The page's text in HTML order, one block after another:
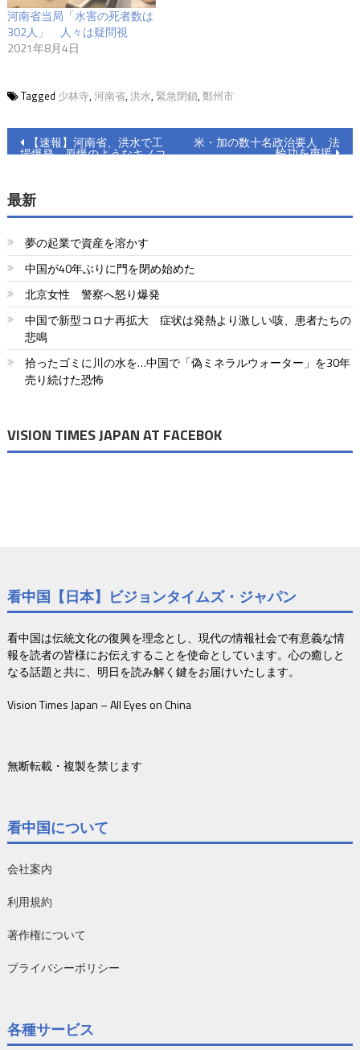
河南省当局「水害の死者数は
302人」 人々は疑問視
2021年8月4日
Tagged 少林寺, 河南省, 洪水, 緊急閉鎖, 鄭州市
投
ナ
ビ
ゲ
ー
シ
ョ
ン
【速報】河南省、洪水で工
場爆発 原爆のようなキノコ
米・加の数十名政治要人 法
輪功を声援
最新
夢の起業で資産を溶かす
中国が40年ぶりに門を閉め始めた
北京女性 警察へ怒り爆発
中国で新型コロナ再拡大 症状は発熱より激しい咳、患者たちの
悲鳴
拾ったゴミに川の水を…中国で「偽ミネラルウォーター」を30年
売り続けた恐怖
VISION TIMES JAPAN AT FACEBOK
看中国【日本】ビジョンタイムズ・ジャパン
看中国は伝統文化の復興を理念とし、現代の情報社会で有意義な情
報を読者の皆様にお伝えすることを使命としています。心の癒しと
なる話題と共に、明日を読み解く鍵をお届けいたします。
Vision Times Japan – All Eyes on China
無断転載・複製を禁じます
看中国について
会社案内
利用規約
著作権について
プライバシーポリシー
各種サービス